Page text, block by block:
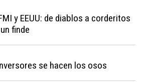
y EEUU: de diablos a corderitos
finde
se hacen los osos